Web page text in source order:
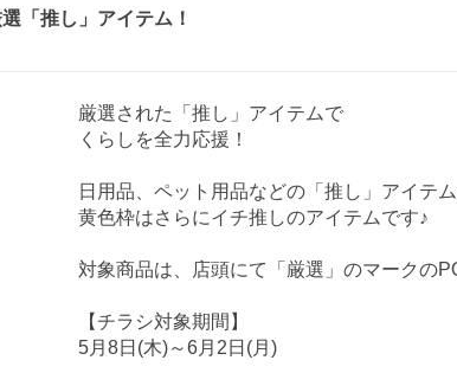
「推し」アイテム！
厳選された「推し」アイテムで
くらしを全力応援！
日用品、ペット用品などの「推し」アイテ
黄色枠はさらにイチ推しのアイテムです♪
対象商品は、店頭にて「厳選」のマークの
【チラシ対象期間】
5月8日(木)～6月2日(月)